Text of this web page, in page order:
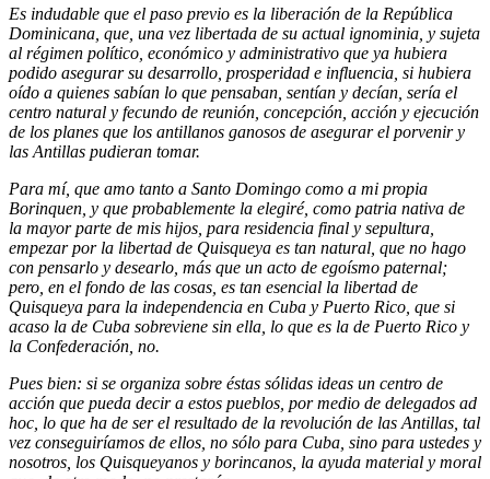
Es indudable que el paso previo es la liberación de la República
Dominicana, que, una vez libertada de su actual ignominia, y sujeta
al régimen político, económico y administrativo que ya hubiera
podido asegurar su desarrollo, prosperidad e influencia, si hubiera
oído a quienes sabían lo que pensaban, sentían y decían, sería el
centro natural y fecundo de reunión, concepción, acción y ejecución
de los planes que los antillanos ganosos de asegurar el porvenir y
las Antillas pudieran tomar.
Para mí, que amo tanto a Santo Domingo como a mi propia
Borinquen, y que probablemente la elegiré, como patria nativa de
la mayor parte de mis hijos, para residencia final y sepultura,
empezar por la libertad de Quisqueya es tan natural, que no hago
con pensarlo y desearlo, más que un acto de egoísmo paternal;
pero, en el fondo de las cosas, es tan esencial la libertad de
Quisqueya para la independencia en Cuba y Puerto Rico, que si
acaso la de Cuba sobreviene sin ella, lo que es la de Puerto Rico y
la Confederación, no.
Pues bien: si se organiza sobre éstas sólidas ideas un centro de
acción que pueda decir a estos pueblos, por medio de delegados ad
hoc, lo que ha de ser el resultado de la revolución de las Antillas, tal
vez conseguiríamos de ellos, no sólo para Cuba, sino para ustedes y
nosotros, los Quisqueyanos y borincanos, la ayuda material y moral